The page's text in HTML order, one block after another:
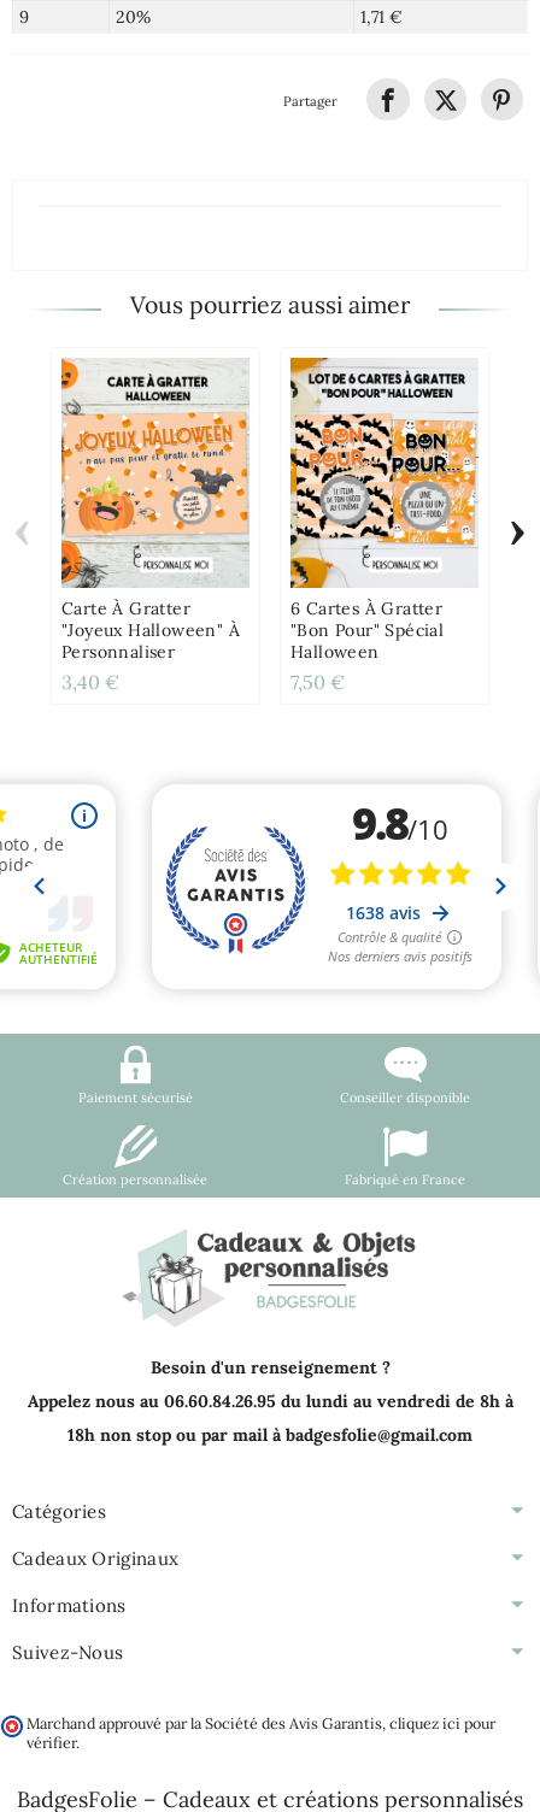
9
20% 1,71 €
Partager
Vous pourriez aussi aimer
Carte À Gratter
"Joyeux Halloween" À
Personnaliser
3,40 €
6 Cartes À Gratter
"Bon Pour" Spécial
Halloween
7,50 €
‹ ›
Paiement sécurisé Conseiller disponible
Création personnalisée Fabriqué en France
Besoin d'un renseignement ?
Appelez nous au 06.60.84.26.95 du lundi au vendredi de 8h à
18h non stop ou par mail à badgesfolie@gmail.com
Catégories
Cadeaux Originaux
Informations
Suivez-Nous
Marchand approuvé par la Société des Avis Garantis,cliquez ici pour
vérifier.
BadgesFolie – Cadeaux et créations personnalisés